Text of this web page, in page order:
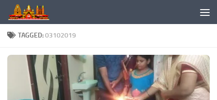
Skip to content
TAGGED:03102019